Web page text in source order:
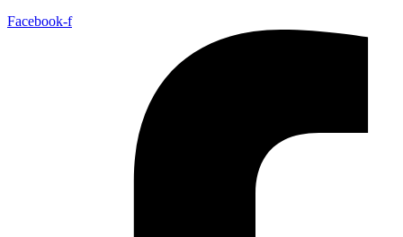
Facebook-f